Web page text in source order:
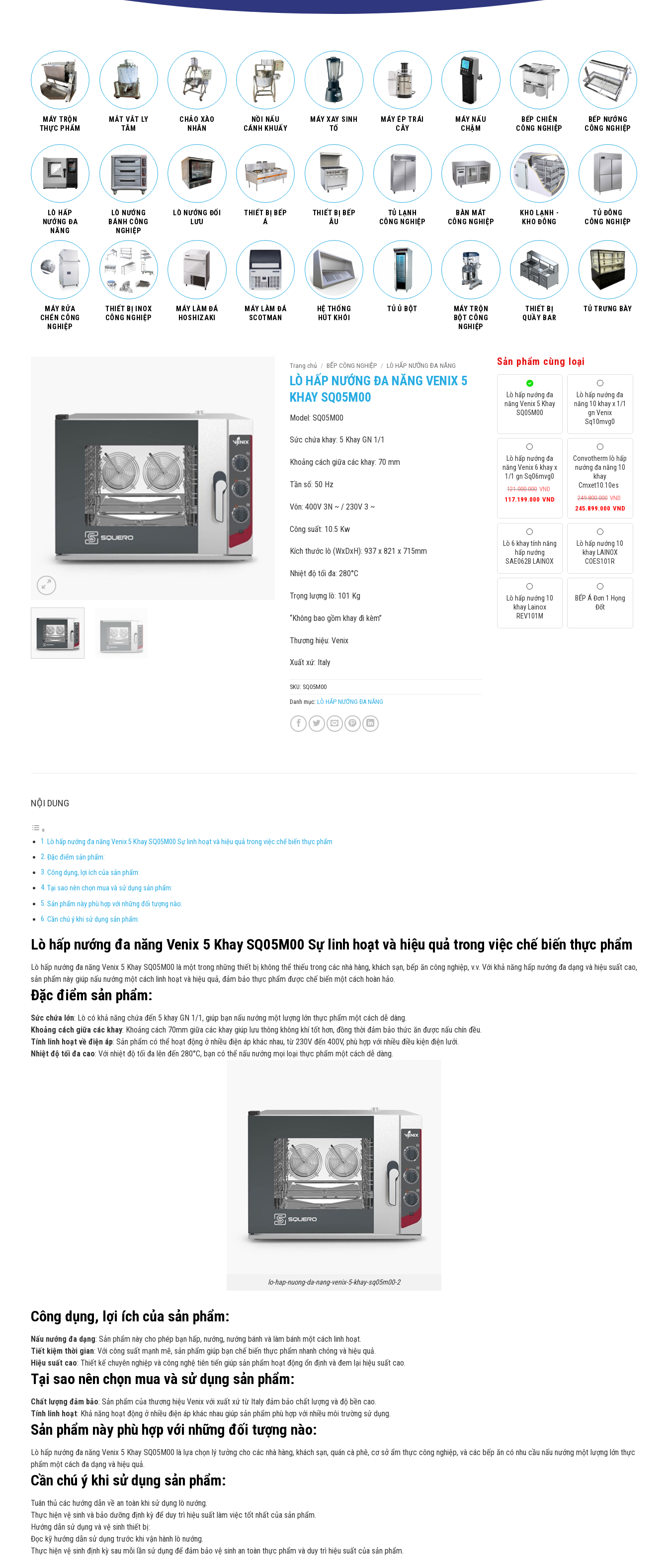
MÁY TRỘN
THỰC PHẨM
MẮT VẮT LY
TÂM
CHẢO XÀO
NHÂN
NỒI NẤU
CÁNH KHUẤY
MÁY XAY SINH
TỐ
MÁY ÉP TRÁI
CÂY
MÁY NẤU
CHẬM
BẾP CHIÊN
CÔNG NGHIỆP
BẾP NƯỚNG
CÔNG NGHIỆP
LÒ HẤP
NƯỚNG ĐA
NĂNG
LÒ NƯỚNG
BÁNH CÔNG
NGHIỆP
LÒ NƯỚNG ĐỐI
LƯU
THIẾT BỊ BẾP
Á
THIẾT BỊ BẾP
ÂU
TỦ LẠNH
CÔNG NGHIỆP
BÀN MÁT
CÔNG NGHIỆP
KHO LẠNH -
KHO ĐÔNG
TỦ ĐÔNG
CÔNG NGHIỆP
MÁY RỬA
CHÉN CÔNG
NGHIỆP
THIẾT BỊ INOX
CÔNG NGHIỆP
MÁY LÀM ĐÁ
HOSHIZAKI
MÁY LÀM ĐÁ
SCOTMAN
HỆ THỐNG
HÚT KHÓI
TỦ Ủ BỘT
MÁY TRỘN
BỘT CÔNG
NGHIỆP
THIẾT BỊ
QUẦY BAR
TỦ TRƯNG BÀY
Trang chủ / BẾP CÔNG NGHIỆP / LÒ HẤP NƯỚNG ĐA NĂNG
LÒ HẤP NƯỚNG ĐA NĂNG VENIX 5
KHAY SQ05M00
Model: SQ05M00
Sức chứa khay: 5 Khay GN 1/1
Khoảng cách giữa các khay: 70 mm
Tần số: 50 Hz
Vôn: 400V 3N ~ / 230V 3 ~
Công suất: 10.5 Kw
Kích thước lò (WxDxH): 937 x 821 x 715mm
Nhiệt độ tối đa: 280°C
Trọng lượng lò: 101 Kg
“Không bao gồm khay đi kèm”
Thương hiệu: Venix
Xuất xứ: Italy
SKU: SQ05M00
Danh mục: LÒ HẤP NƯỚNG ĐA NĂNG
Sản phẩm cùng loại
Lò hấp nướng đa
năng Venix 5 Khay
SQ05M00
Lò hấp nướng đa
năng 10 khay x 1/1
gn Venix
Sq10mvg0
Lò hấp nướng đa
năng Venix 6 khay x
1/1 gn Sq06mvg0
121.000.000 VND
Giá
là:
121.000.000VND.
117.199.000 VND
tại
117.199.000VND.
Convotherm lò hấp
nướng đa năng 10
khay
Cmxet10.10es
249.800.000 VND
Giá
gốc
249.800.000VND.
245.899.000 VND
hiện
Lò 6 khay tính năng
hấp nướng
SAE062B LAINOX
Lò hấp nướng 10
khay LAINOX
COES101R
Lò hấp nướng 10
khay Lainox
REV101M
BẾP Á Đơn 1 Họng
Đốt
NỘI DUNG
Lò hấp nướng đa năng Venix 5 Khay SQ05M00 Sự linh hoạt và hiệu quả trong việc chế biến thực phẩm
Đặc điểm sản phẩm:
Công dụng, lợi ích của sản phẩm:
Tại sao nên chọn mua và sử dụng sản phẩm:
Sản phẩm này phù hợp với những đối tượng nào:
Cần chú ý khi sử dụng sản phẩm:
Lò hấp nướng đa năng Venix 5 Khay SQ05M00 Sự linh hoạt và hiệu quả trong việc chế biến thực phẩm
Lò hấp nướng đa năng Venix 5 Khay SQ05M00 là một trong những thiết bị không thể thiếu trong các nhà hàng, khách sạn, bếp ăn công nghiệp, v.v. Với khả năng hấp nướng đa dạng và hiệu suất cao,
sản phẩm này giúp nấu nướng một cách linh hoạt và hiệu quả, đảm bảo thực phẩm được chế biến một cách hoàn hảo.
Đặc điểm sản phẩm:
Sức chứa lớn: Lò có khả năng chứa đến 5 khay GN 1/1, giúp bạn nấu nướng một lượng lớn thực phẩm một cách dễ dàng.
Khoảng cách giữa các khay: Khoảng cách 70mm giữa các khay giúp lưu thông không khí tốt hơn, đồng thời đảm bảo thức ăn được nấu chín đều.
Tính linh hoạt về điện áp: Sản phẩm có thể hoạt động ở nhiều điện áp khác nhau, từ 230V đến 400V, phù hợp với nhiều điều kiện điện lưới.
Nhiệt độ tối đa cao: Với nhiệt độ tối đa lên đến 280°C, bạn có thể nấu nướng mọi loại thực phẩm một cách dễ dàng.
lo-hap-nuong-da-nang-venix-5-khay-sq05m00-2
Công dụng, lợi ích của sản phẩm:
Nấu nướng đa dạng: Sản phẩm này cho phép bạn hấp, nướng, nướng bánh và làm bánh một cách linh hoạt.
Tiết kiệm thời gian: Với công suất mạnh mẽ, sản phẩm giúp bạn chế biến thực phẩm nhanh chóng và hiệu quả.
Hiệu suất cao: Thiết kế chuyên nghiệp và công nghệ tiên tiến giúp sản phẩm hoạt động ổn định và đem lại hiệu suất cao.
Tại sao nên chọn mua và sử dụng sản phẩm:
Chất lượng đảm bảo: Sản phẩm của thương hiệu Venix với xuất xứ từ Italy đảm bảo chất lượng và độ bền cao.
Tính linh hoạt: Khả năng hoạt động ở nhiều điện áp khác nhau giúp sản phẩm phù hợp với nhiều môi trường sử dụng.
Sản phẩm này phù hợp với những đối tượng nào:
Lò hấp nướng đa năng Venix 5 Khay SQ05M00 là lựa chọn lý tưởng cho các nhà hàng, khách sạn, quán cà phê, cơ sở ẩm thực công nghiệp, và các bếp ăn có nhu cầu nấu nướng một lượng lớn thực
phẩm một cách đa dạng và hiệu quả.
Cần chú ý khi sử dụng sản phẩm:
Tuân thủ các hướng dẫn về an toàn khi sử dụng lò nướng.
Thực hiện vệ sinh và bảo dưỡng định kỳ để duy trì hiệu suất làm việc tốt nhất của sản phẩm.
Hướng dẫn sử dụng và vệ sinh thiết bị:
Đọc kỹ hướng dẫn sử dụng trước khi vận hành lò nướng.
Thực hiện vệ sinh định kỳ sau mỗi lần sử dụng để đảm bảo vệ sinh an toàn thực phẩm và duy trì hiệu suất của sản phẩm.